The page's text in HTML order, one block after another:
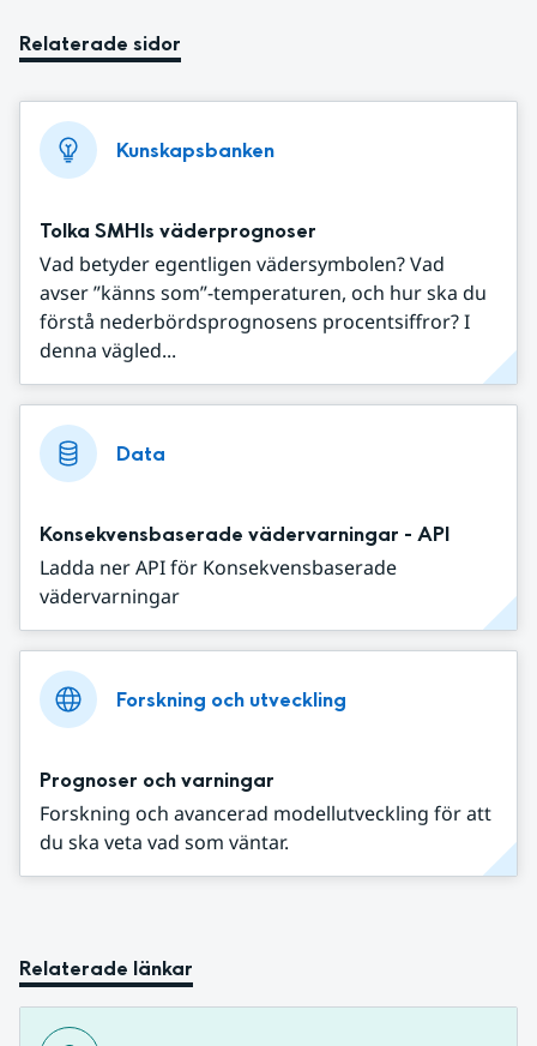
Relaterade sidor
Kunskapsbanken
Tolka SMHIs väderprognoser
Vad betyder egentligen vädersymbolen? Vad
avser ”känns som”-temperaturen, och hur ska du
förstå nederbördsprognosens procentsiffror? I
denna vägled...
Data
Konsekvensbaserade vädervarningar - API
Ladda ner API för Konsekvensbaserade
vädervarningar
Forskning och utveckling
Prognoser och varningar
Forskning och avancerad modellutveckling för att
du ska veta vad som väntar.
Relaterade länkar